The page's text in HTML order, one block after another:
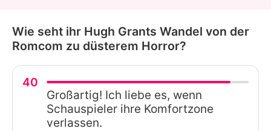
Wie seht ihr Hugh Grants Wandel von der
Romcom zu düsterem Horror?
40
Großartig! Ich liebe es, wenn
Schauspieler ihre Komfortzone
verlassen.